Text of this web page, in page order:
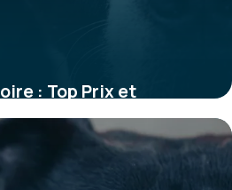
: Top Prix et